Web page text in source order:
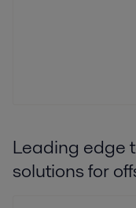
Leading edge
solutions for